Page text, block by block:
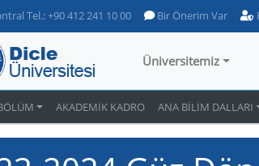
Tel.: +90 412 241 10 00 Bir Önerim Var
Üniversitemiz
AKADEMİK KADRO ANA BİLİM DALLARI